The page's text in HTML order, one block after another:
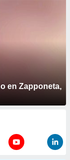
en Zapponeta,